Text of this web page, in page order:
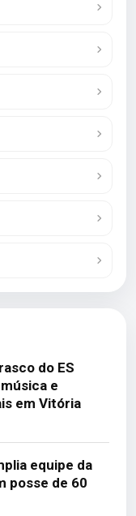
do ES
e
em Vitória
equipe da
posse de 60